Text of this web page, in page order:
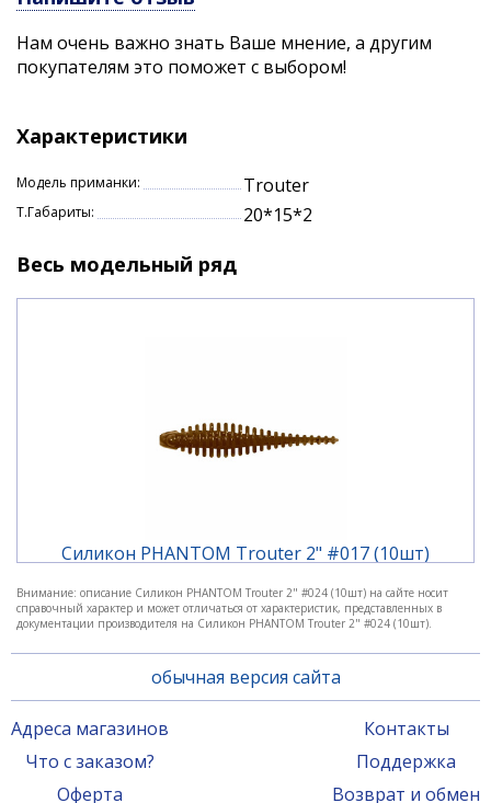
Нам очень важно знать Ваше мнение, а другим
покупателям это поможет с выбором!
Характеристики
Модель приманки: Trouter
Т.Габариты: 20*15*2
Весь модельный ряд
Силикон PHANTOM Trouter 2" #017 (10шт)
140 ₽
Внимание: описание Силикон PHANTOM Trouter 2" #024 (10шт) на сайте носит
справочный характер и может отличаться от характеристик, представленных в
документации производителя на Силикон PHANTOM Trouter 2" #024 (10шт).
обычная версия сайта
Адреса магазинов
Что с заказом?
Оферта
Контакты
Поддержка
Возврат и обмен